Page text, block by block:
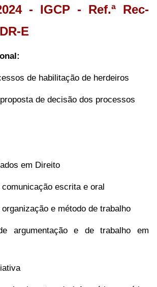
- IGCP - Ref.ª Rec-
E
de habilitação de herdeiros
de decisão dos processos
em Direito
comunicação escrita e oral
organização e método de trabalho
argumentação e de trabalho em